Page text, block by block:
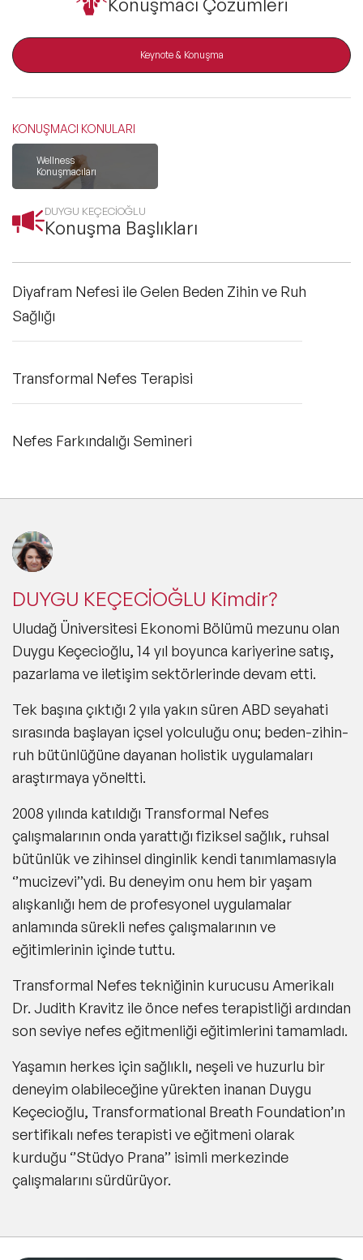
Trend Konular
🔥 Global Konuşmacılar
🔥 Motivasyon Konuşmacıları
🔥 Liderlik Konuşmacıları
Konuşmacı Çözümleri
Keynote & Konuşma
KONUŞMACI KONULARI
Wellness
Konuşmacıları
DUYGU KEÇECİOĞLU
Konuşma Başlıkları
Diyafram Nefesi ile Gelen Beden Zihin ve Ruh
Sağlığı
Transformal Nefes Terapisi
Nefes Farkındalığı Semineri
DUYGU KEÇECİOĞLU Kimdir?
Uludağ Üniversitesi Ekonomi Bölümü mezunu olan
Duygu Keçecioğlu, 14 yıl boyunca kariyerine satış,
pazarlama ve iletişim sektörlerinde devam etti.
Tek başına çıktığı 2 yıla yakın süren ABD seyahati
sırasında başlayan içsel yolculuğu onu; beden-zihin-
ruh bütünlüğüne dayanan holistik uygulamaları
araştırmaya yöneltti.
2008 yılında katıldığı Transformal Nefes
çalışmalarının onda yarattığı fiziksel sağlık, ruhsal
bütünlük ve zihinsel dinginlik kendi tanımlamasıyla
‘’mucizevi’’ydi. Bu deneyim onu hem bir yaşam
alışkanlığı hem de profesyonel uygulamalar
anlamında sürekli nefes çalışmalarının ve
eğitimlerinin içinde tuttu.
Transformal Nefes tekniğinin kurucusu Amerikalı
Dr. Judith Kravitz ile önce nefes terapistliği ardından
son seviye nefes eğitmenliği eğitimlerini tamamladı.
Yaşamın herkes için sağlıklı, neşeli ve huzurlu bir
deneyim olabileceğine yürekten inanan Duygu
Keçecioğlu, Transformational Breath Foundation’ın
sertifikalı nefes terapisti ve eğitmeni olarak
kurduğu ‘’Stüdyo Prana’’ isimli merkezinde
çalışmalarını sürdürüyor.